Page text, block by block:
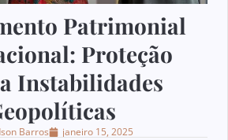
Patrimonial
Proteção
Instabilidades
Barros janeiro 15, 2025